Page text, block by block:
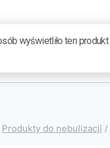
Produkty do nebulizacji /